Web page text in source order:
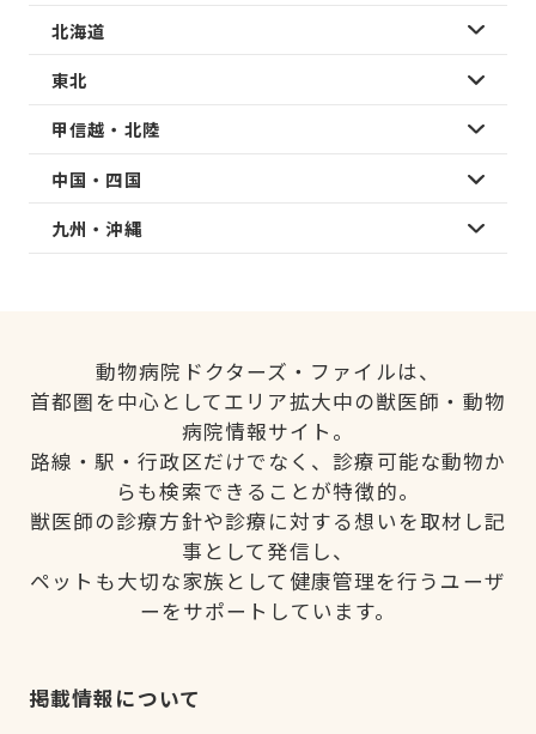
北海道
東北
甲信越・北陸
中国・四国
九州・沖縄
動物病院ドクターズ・ファイルは、
首都圏を中心としてエリア拡大中の獣医師・動物
病院情報サイト。
路線・駅・行政区だけでなく、診療可能な動物か
らも検索できることが特徴的。
獣医師の診療方針や診療に対する想いを取材し記
事として発信し、
ペットも大切な家族として健康管理を行うユーザ
ーをサポートしています。
掲載情報について